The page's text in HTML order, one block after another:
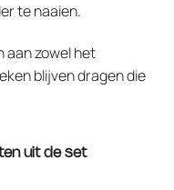
te naaien.
aan zowel het
blijven dragen die
uit de set